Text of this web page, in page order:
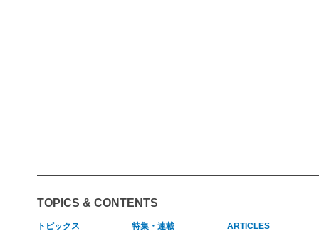
TOPICS & CONTENTS
トピックス 特集・連載 ARTICLES